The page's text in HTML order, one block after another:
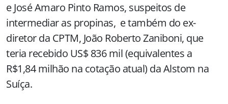
e José Amaro Pinto Ramos, suspeitos de
intermediar as propinas, e também do ex-
diretor da CPTM, João Roberto Zaniboni, que
teria recebido US$ 836 mil (equivalentes a
R$1,84 milhão na cotação atual) da Alstom na
Suíça.